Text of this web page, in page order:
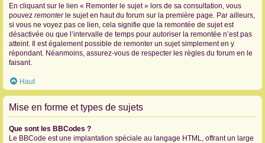
En cliquant sur le lien « Remonter le sujet » lors de sa consultation, vous
pouvez remonterle sujet en haut du forum sur la première page. Par ailleurs,
si vous ne voyez pas ce lien, cela signifie que la remontée de sujet est
désactivée ou que l’intervalle de temps pour autoriser la remontée n’est pas
atteint. Il est également possible de remonter un sujet simplement en y
répondant. Néanmoins, assurez-vous de respecter les règles du forum en le
faisant.
Haut
Mise en forme et types de sujets
Que sont les BBCodes ?
Le BBCode est une implantation spéciale au langage HTML, offrant un large